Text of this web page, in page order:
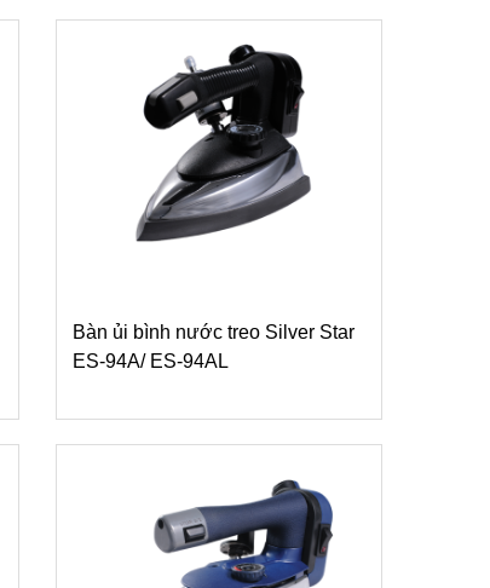
Bàn ủi bình nước treo Silver Star
ES-94A/ ES-94AL